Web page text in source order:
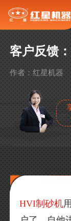
客户反馈
作者：红星机器
HVI制砂机